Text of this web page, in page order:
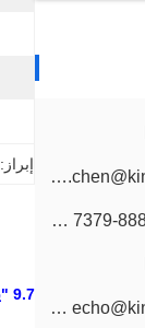
richard.chen@kingleadertech.com
0755-2641 7379-888,2641 9575
market@kingleadertech.com echo@kingleadertech.com
إبراز:
9.7 "يعلق على الحائط OLockable باد كشك ضميمة مع القوس، ومناسبة لباد الهواء